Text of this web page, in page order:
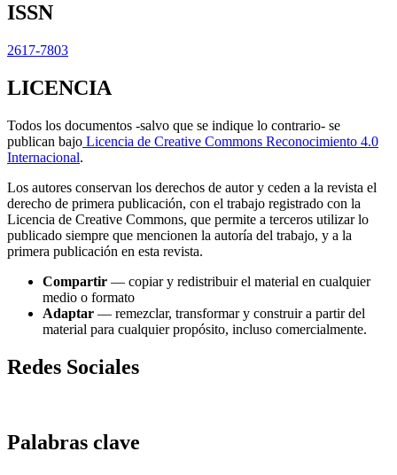
ISSN
2617-7803
LICENCIA
Todos los documentos -salvo que se indique lo contrario- se
publican bajo Licencia de Creative Commons Reconocimiento 4.0
Internacional.
Los autores conservan los derechos de autor y ceden a la revista el
derecho de primera publicación, con el trabajo registrado con la
Licencia de Creative Commons, que permite a terceros utilizar lo
publicado siempre que mencionen la autoría del trabajo, y a la
primera publicación en esta revista.
Compartir — copiar y redistribuir el material en cualquier
medio o formato
Adaptar — remezclar, transformar y construir a partir del
material para cualquier propósito, incluso comercialmente.
Redes Sociales
Palabras clave